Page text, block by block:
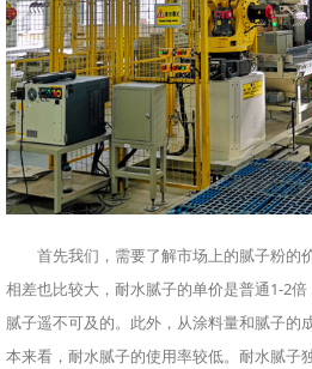
首先我们，需要了解市场上的腻子粉的
相差也比较大，耐水腻子的单价是普通1-2
腻子遥不可及的。此外，从涂料量和腻子的
本来看，耐水腻子的使用率较低。耐水腻子